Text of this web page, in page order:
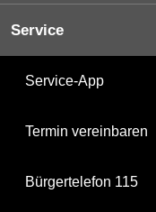
Service
Service-App
Termin vereinbaren
Bürgertelefon 115